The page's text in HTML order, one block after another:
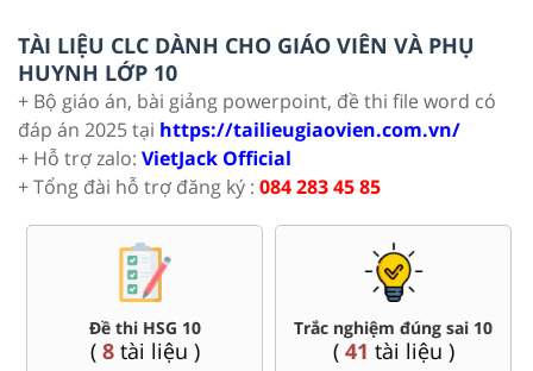
TÀI LIỆU CLC DÀNH CHO GIÁO VIÊN VÀ PHỤ
HUYNH LỚP 10
+ Bộ giáo án, bài giảng powerpoint, đề thi file word có
đáp án 2025 tại https://tailieugiaovien.com.vn/
+ Hỗ trợ zalo: VietJack Official
+ Tổng đài hỗ trợ đăng ký : 084 283 45 85
Đề thi HSG 10
(8tài liệu )
Trắc nghiệm đúng sai 10
(41tài liệu )